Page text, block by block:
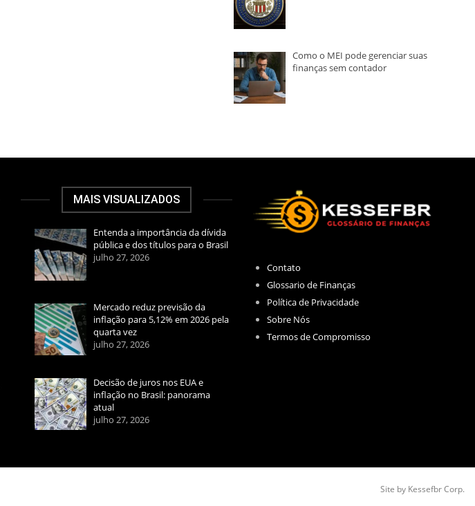
Como o MEI pode gerenciar suas
finanças sem contador
MAIS VISUALIZADOS
Entenda a importância da dívida
pública e dos títulos para o Brasil
julho 27, 2026
Mercado reduz previsão da
inflação para 5,12% em 2026 pela
quarta vez
julho 27, 2026
Decisão de juros nos EUA e
inflação no Brasil: panorama
atual
julho 27, 2026
Contato
Glossario de Finanças
Política de Privacidade
Sobre Nós
Termos de Compromisso
Site by Kessefbr Corp.